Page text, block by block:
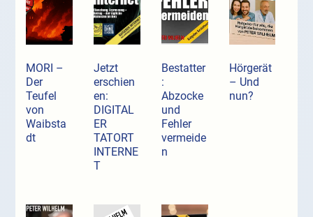
MORI –
Der
Teufel
von
Waibsta
dt
Jetzt
erschien
en:
DIGITAL
ER
TATORT
INTERNE
T
Bestatter
:
Abzocke
und
Fehler
vermeide
n
Hörgerät
– Und
nun?